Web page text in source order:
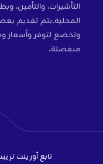
المحلية.يتم تقديم
وتخضع لتوفر وأسعار
منفصلة.
تابع أورينت